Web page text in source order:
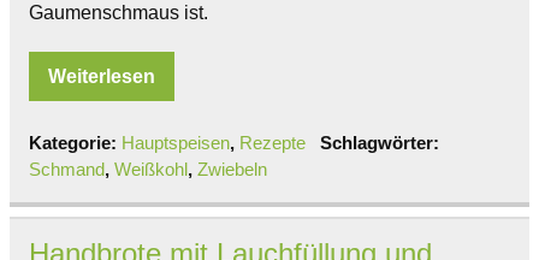
Gaumenschmaus ist.
Weiterlesen
Kategorie: Hauptspeisen, Rezepte
Schlagwörter:
Schmand, Weißkohl, Zwiebeln
Handbrote mit Lauchfüllung und